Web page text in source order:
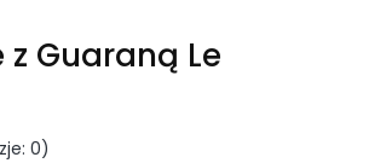
Guaraną Le
0)